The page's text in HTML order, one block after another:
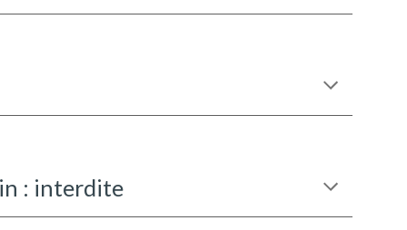
: interdite